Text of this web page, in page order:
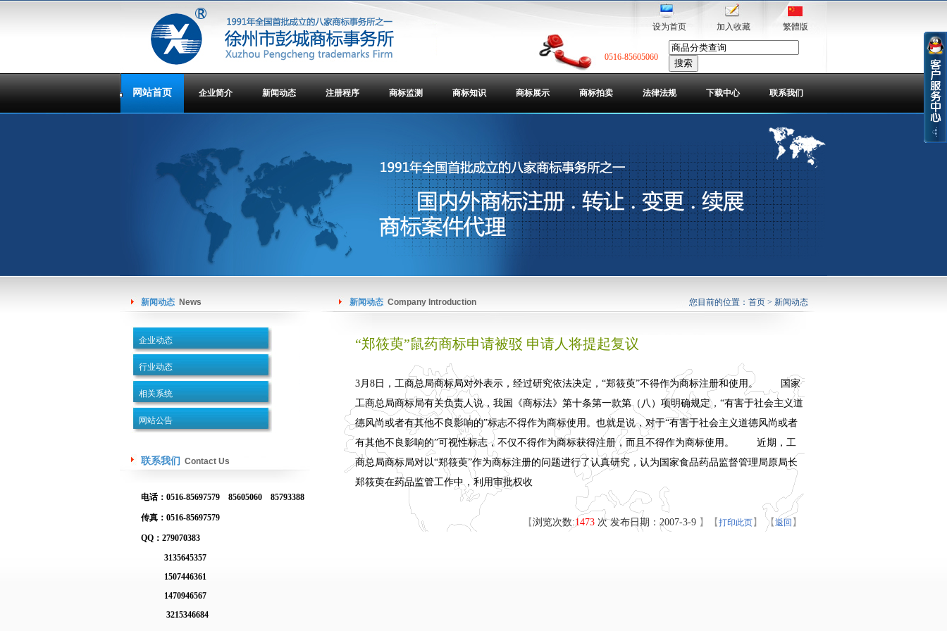
设为首页 加入收藏 繁體版
0516-85605060
网站首页 企业简介 新闻动态 注册程序 商标监测 商标知识 商标展示 商标拍卖 法律法规 下载中心 联系我们
新闻动态 News
企业动态
行业动态
相关系统
网站公告
联系我们 Contact Us
电话：0516-85697579 85605060 85793388
传真：0516-85697579
QQ：279070383
3135645357
1507446361
1470946567
3215346684
新闻动态 Company Introduction 您目前的位置： 首页 > 新闻动态
“郑筱萸”鼠药商标申请被驳 申请人将提起复议
3月8日，工商总局商标局对外表示，经过研究依法决定，“郑筱萸”不得作为商标注册和使用。 国家
工商总局商标局有关负责人说，我国《商标法》第十条第一款第（八）项明确规定，“有害于社会主义道
德风尚或者有其他不良影响的”标志不得作为商标使用。也就是说，对于“有害于社会主义道德风尚或者
有其他不良影响的”可视性标志，不仅不得作为商标获得注册，而且不得作为商标使用。 近期，工
商总局商标局对以“郑筱萸”作为商标注册的问题进行了认真研究，认为国家食品药品监督管理局原局长
郑筱萸在药品监管工作中，利用审批权收
【 浏览次数:1473 次 发布日期：2007-3-9 】 【 打印此页 】 【 返回 】